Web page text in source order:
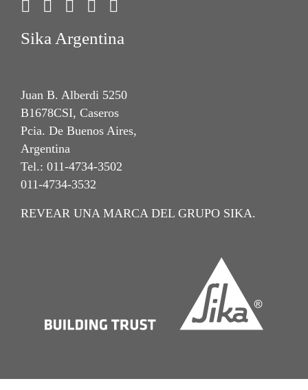
Sika Argentina
Juan B. Alberdi 5250
B1678CSI, Caseros
Pcia. De Buenos Aires,
Argentina
Tel.: 011-4734-3502
011-4734-3532
REVEAR UNA MARCA DEL GRUPO SIKA.